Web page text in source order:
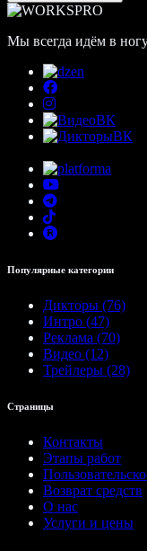
Мы всегда идём в
Популярные категории
Дикторы (76)
Интро (47)
Реклама (70)
Видео (12)
Трейлеры (28)
Страницы
Контакты
Этапы работ
Возврат средств
О нас
Услуги и цены